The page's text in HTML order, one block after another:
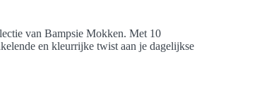
van Bampsie Mokken. Met 10
en kleurrijke twist aan je dagelijkse